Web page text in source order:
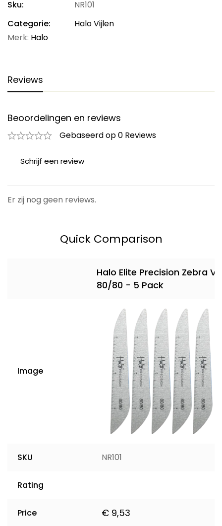
Sku:
NR101
Categorie:
Halo Vijlen
Merk: Halo
Reviews
Beoordelingen en reviews
Gebaseerd op 0 Reviews
Schrijf een review
Er zij nog geen reviews.
Quick Comparison
Halo Elite Precision Zebra Vijl
80/80 - 5 Pack
Image
SKU NR101
Rating
Price € 9,53